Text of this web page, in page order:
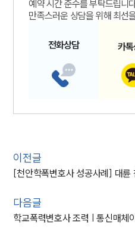
예약 시간 준수를 부탁드립니
만족스러운 상담을 위해 최선
전화상담 카톡
이전글
다음글
학교폭력변호사 조력 | 통신매체